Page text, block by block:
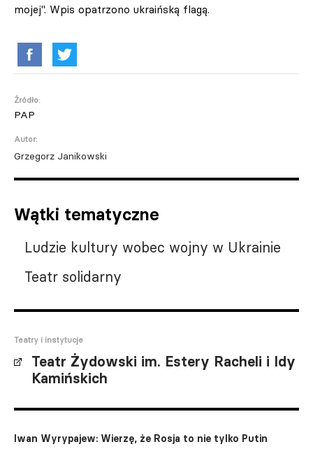
mojej". Wpis opatrzono ukraińską flagą.
Źródło:
PAP
Autor:
Grzegorz Janikowski
Wątki tematyczne
Ludzie kultury wobec wojny w Ukrainie
Teatr solidarny
Teatry i instytucje
Teatr Żydowski im. Estery Racheli i Idy
Kamińskich
Iwan Wyrypajew: Wierzę, że Rosja to nie tylko Putin